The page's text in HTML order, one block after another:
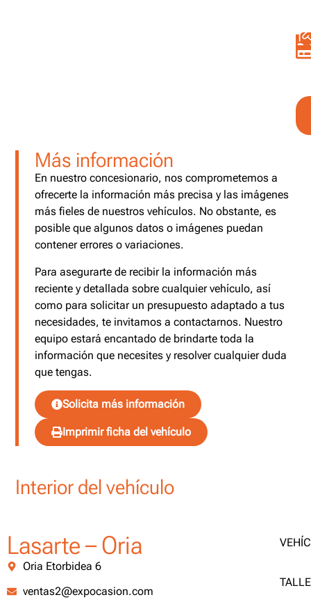
Más información
En nuestro concesionario, nos comprometemos a
ofrecerte la información más precisa y las imágenes
más fieles de nuestros vehículos. No obstante, es
posible que algunos datos o imágenes puedan
contener errores o variaciones.
Para asegurarte de recibir la información más
reciente y detallada sobre cualquier vehículo, así
como para solicitar un presupuesto adaptado a tus
necesidades, te invitamos a contactarnos. Nuestro
equipo estará encantado de brindarte toda la
información que necesites y resolver cualquier duda
que tengas.
Solicita más información
Imprimir ficha del vehículo
Interior del vehículo
Lasarte – Oria
Oria Etorbidea 6
ventas2@expocasion.com